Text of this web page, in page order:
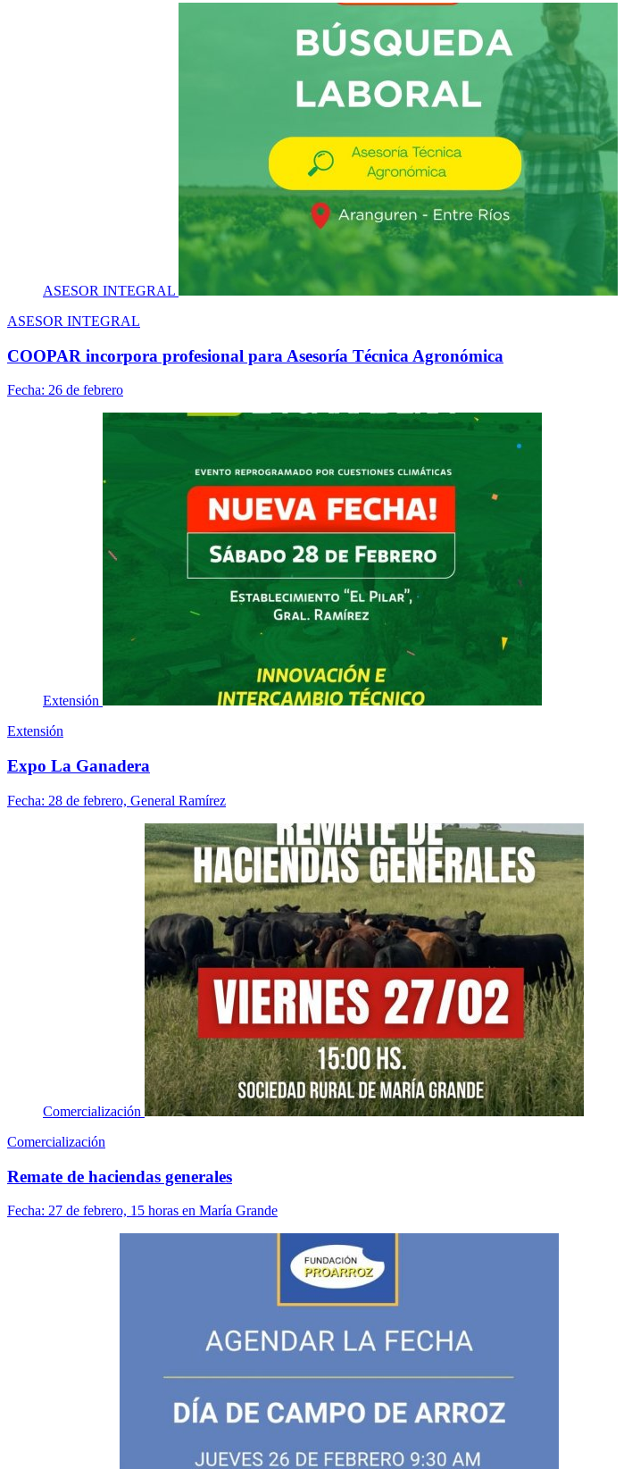
ASESOR INTEGRAL
ASESOR INTEGRAL
COOPAR incorpora profesional para Asesoría Técnica Agronómica
Fecha: 26 de febrero
Extensión
Extensión
Expo La Ganadera
Fecha: 28 de febrero, General Ramírez
Comercialización
Comercialización
Remate de haciendas generales
Fecha: 27 de febrero, 15 horas en María Grande